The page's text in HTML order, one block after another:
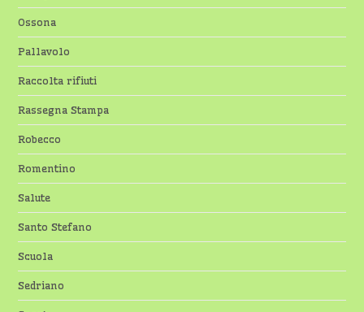
Ossona
Pallavolo
Raccolta rifiuti
Rassegna Stampa
Robecco
Romentino
Salute
Santo Stefano
Scuola
Sedriano